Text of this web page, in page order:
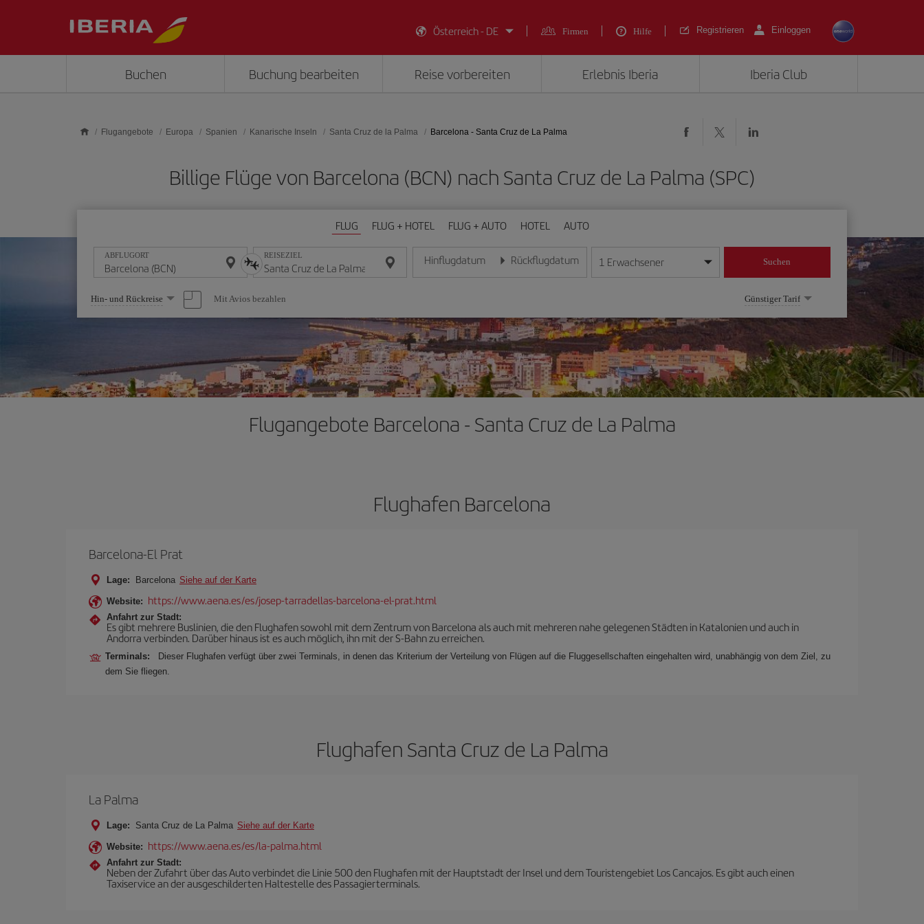
Österreich - DE
Firmen Hilfe Registrieren Einloggen
Buchen Buchung bearbeiten Reise vorbereiten Erlebnis Iberia Iberia Club
Flugangebote Europa Spanien Kanarische Inseln Santa Cruz de la Palma Barcelona - Santa Cruz de La Palma
Billige Flüge von Barcelona (BCN) nach Santa Cruz de La Palma (SPC)
FLUG FLUG + HOTEL FLUG + AUTO HOTEL AUTO
ABFLUGORT REISEZIEL Hinflugdatum
Geben Sie das Datum im Format Tag/Monat/Jahr ein
Rückflugdatum
Geben Sie das Datum im Format Tag/Monat/Jahr ein
1 Erwachsener Suchen
Wählen
Sie
eine
Hin- und Rückreise Mit Avios bezahlen Günstiger Tarif
Flugangebote Barcelona - Santa Cruz de La Palma
Flughafen Barcelona
Barcelona-El Prat
Lage: Barcelona Siehe auf der Karte
Website: https://www.aena.es/es/josep-tarradellas-barcelona-el-prat.html
Anfahrt zur Stadt:
Es gibt mehrere Buslinien, die den Flughafen sowohl mit dem Zentrum von Barcelona als auch mit mehreren nahe gelegenen Städten in Katalonien und auch in
Andorra verbinden. Darüber hinaus ist es auch möglich, ihn mit der S-Bahn zu erreichen.
Terminals:
Dieser Flughafen verfügt über zwei Terminals, in denen das Kriterium der Verteilung von Flügen auf die Fluggesellschaften eingehalten wird, unabhängig von dem Ziel, zu
dem Sie fliegen.
Flughafen Santa Cruz de La Palma
La Palma
Lage: Santa Cruz de La Palma Siehe auf der Karte
Website: https://www.aena.es/es/la-palma.html
Anfahrt zur Stadt:
Neben der Zufahrt über das Auto verbindet die Linie 500 den Flughafen mit der Hauptstadt der Insel und dem Touristengebiet Los Cancajos. Es gibt auch einen
Taxiservice an der ausgeschilderten Haltestelle des Passagierterminals.